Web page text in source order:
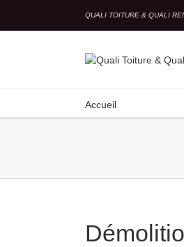
content
QUALI TOITURE & QUALI
Accueil